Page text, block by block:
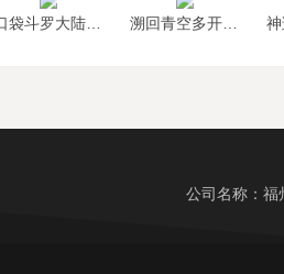
公司名称：